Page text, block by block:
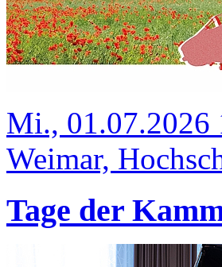
Mi., 01.07.2026
Weimar,
Tage der